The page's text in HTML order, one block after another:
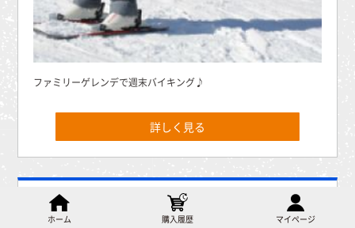
ホーム 購入履歴 マイページ
ファミリーゲレンデで週末バイキング♪
詳しく見る
駒ヶ根高原スキー場
長野県